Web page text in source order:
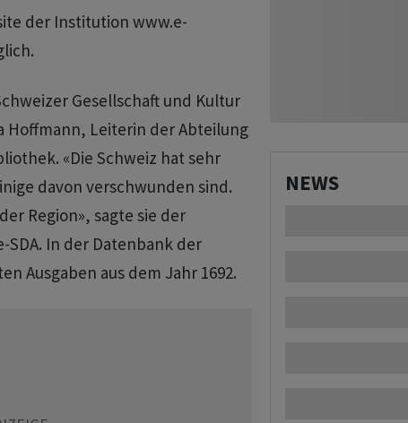
der Institution www.e-
Gesellschaft und Kultur
Leiterin der Abteilung
«Die Schweiz hat sehr
davon verschwunden sind.
Region», sagte sie der
In der Datenbank der
Ausgaben aus dem Jahr 1692.
NEWS